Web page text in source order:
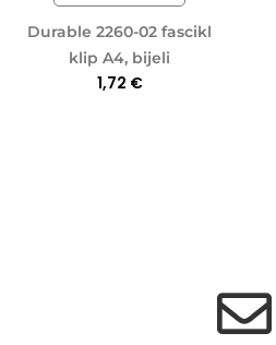
Durable 2260-02 fascikl
klip A4, bijeli
1,72 €